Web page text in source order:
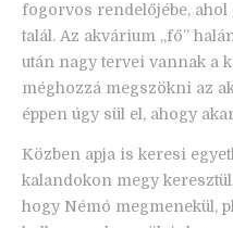
fogorvos rendelőjébe,
talál. Az akvárium „fő”
után nagy tervei vannak a
méghozzá megszökni az
éppen úgy sül el, ahogy
Közben apja is keresi
kalandokon megy
hogy Némó megmenekül,